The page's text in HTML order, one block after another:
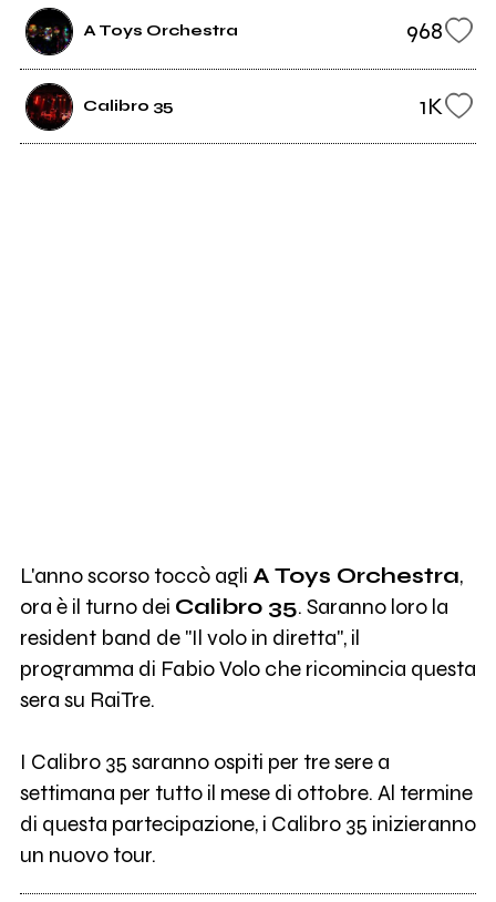
A Toys Orchestra 968
Calibro 35 1K
L'anno scorso toccò agli A Toys Orchestra,
ora è il turno dei Calibro 35. Saranno loro la
resident band de "Il volo in diretta", il
programma di Fabio Volo che ricomincia questa
sera su RaiTre.
I Calibro 35 saranno ospiti per tre sere a
settimana per tutto il mese di ottobre. Al termine
di questa partecipazione, i Calibro 35 inizieranno
un nuovo tour.